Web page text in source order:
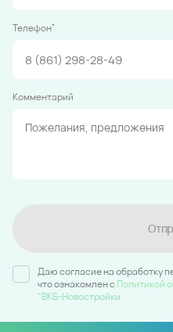
Телефон*
Комментарий
Даю согласие на обработку
что ознакомлен c Политикой
"ВКБ-Новостройки